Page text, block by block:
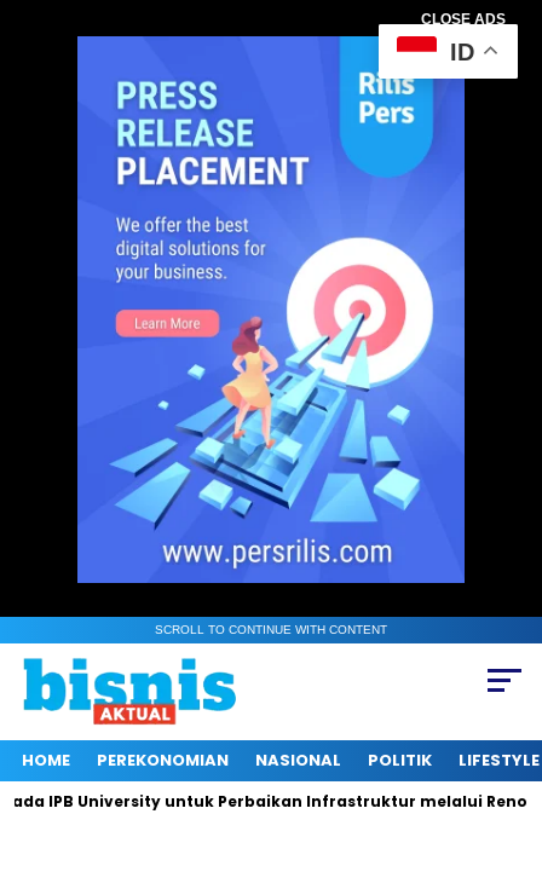
CLOSE ADS
SCROLL TO CONTINUE WITH CONTENT
HOME PEREKONOMIAN NASIONAL POLITIK LIFESTYLE
IPB University untuk Perbaikan Infrastruktur melalui
ID